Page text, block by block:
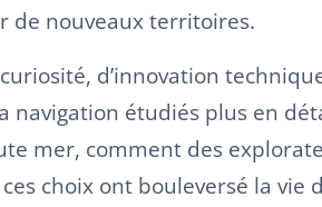
de nouveaux territoires.
d’innovation
navigation étudiés plus en
mer, comment des
choix ont bouleversé la